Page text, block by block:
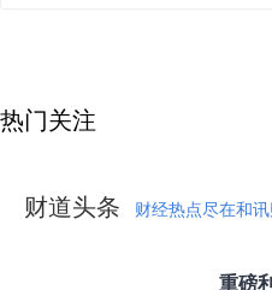
热门关注
财道头条 财经热点尽在和